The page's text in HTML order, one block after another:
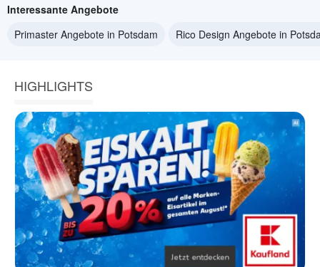
Interessante Angebote
Primaster Angebote in Potsdam
Rico Design Angebote in
HIGHLIGHTS